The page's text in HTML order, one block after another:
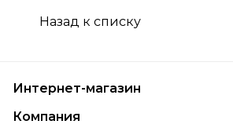
Назад к списку
Интернет-магазин
Компания